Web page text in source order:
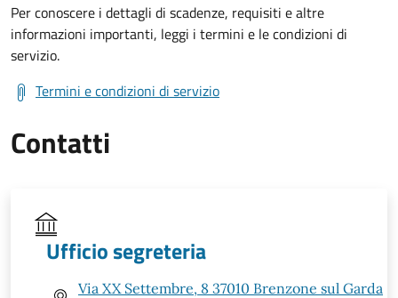
Per conoscere i dettagli di scadenze, requisiti e altre
informazioni importanti, leggi i termini e le condizioni di
servizio.
Termini e condizioni di servizio
Contatti
Ufficio segreteria
Via XX Settembre, 8 37010 Brenzone sul Garda